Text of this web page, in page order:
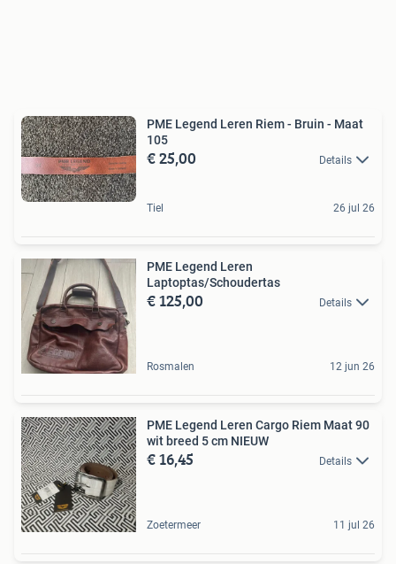
PME Legend Leren Riem - Bruin - Maat
105
€ 25,00 Details
Tiel 26 jul 26
PME Legend Leren
Laptoptas/Schoudertas
€ 125,00 Details
Rosmalen 12 jun 26
PME Legend Leren Cargo Riem Maat 90
wit breed 5 cm NIEUW
€ 16,45 Details
Zoetermeer 11 jul 26